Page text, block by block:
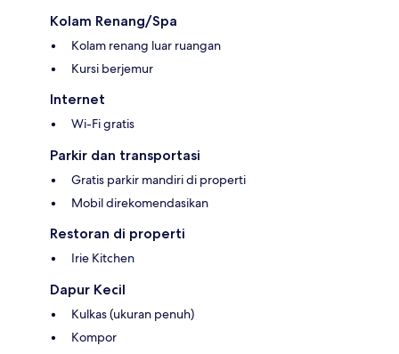
Kolam Renang/Spa
Kolam renang luar ruangan
Kursi berjemur
Internet
Wi-Fi gratis
Parkir dan transportasi
Gratis parkir mandiri di properti
Mobil direkomendasikan
Restoran di properti
Irie Kitchen
Dapur Kecil
Kulkas (ukuran penuh)
Kompor